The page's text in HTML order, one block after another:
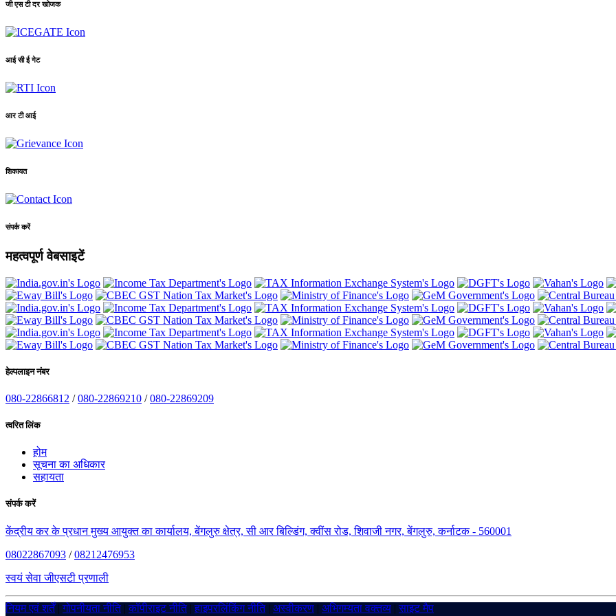
जी एस टी दर खोजक
आई सी ई गेट
आर टी आई
शिकायत
संपर्क करें
महत्वपूर्ण वेबसाइटें
हेल्पलाइन नंबर
080-22866812 /080-22869210 /080-22869209
त्वरित लिंक
होम
सूचना का अधिकार
सहायता
संपर्क करें
केंद्रीय कर के प्रधान मुख्य आयुक्त का कार्यालय, बेंगलुरु क्षेत्र, सी आर बिल्डिंग, क्वींस रोड, शिवाजी नगर, बेंगलुरु, कर्नाटक - 560001
08022867093 /08212476953
स्वयं सेवा जीएसटी प्रणाली
नियम एवं शर्तें|गोपनीयता नीति|कॉपीराइट नीति|हाइपरलिंकिंग नीति| अस्वीकरण | अभिगम्यता वक्तव्य |साइट मैप